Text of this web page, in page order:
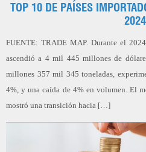
TOP 10 DE PAÍSES
2024
FUENTE: TRADE MAP. Durante el
ascendió a 4 mil 445 millones de
millones 357 mil 345 toneladas,
4%, y una caída de 4% en volumen. El
mostró una transición hacia […]